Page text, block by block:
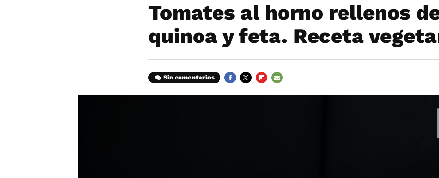
Tomates al horno rellenos
quinoa y feta. Receta
Sin comentarios